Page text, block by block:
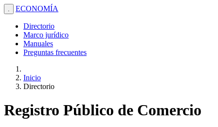
. ECONOMÍA
Directorio
Marco jurídico
Manuales
Preguntas frecuentes
Inicio
Directorio
Registro Público de Comercio